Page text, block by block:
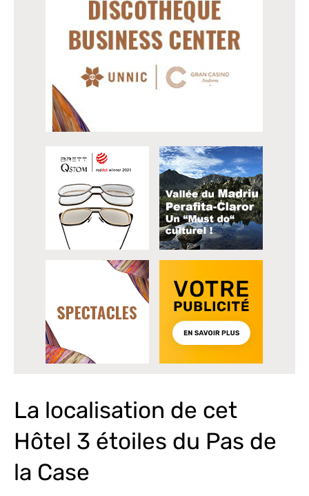
La localisation de cet
Hôtel 3 étoiles du Pas de
la Case